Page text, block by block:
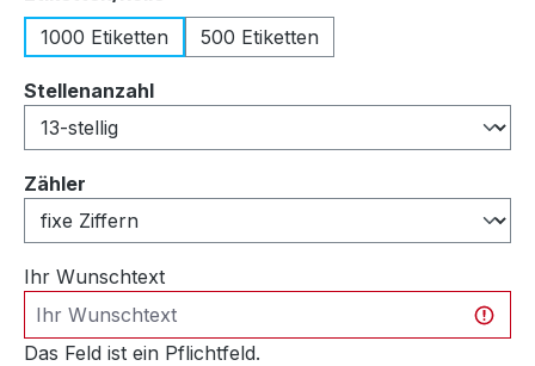
1000 Etiketten
500 Etiketten
Stellenanzahlauswählen
Zähler
Ihr Wunschtext
Das Feld ist ein Pflichtfeld.